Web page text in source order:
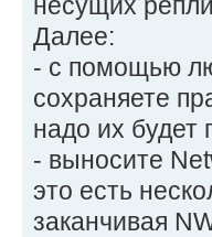
Далее:
- с помощью
сохраняете
надо их будет
- выносите
это есть
заканчивая